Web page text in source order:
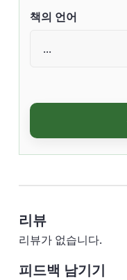
책의 언어
리뷰
리뷰가 없습니다.
피드백 남기기